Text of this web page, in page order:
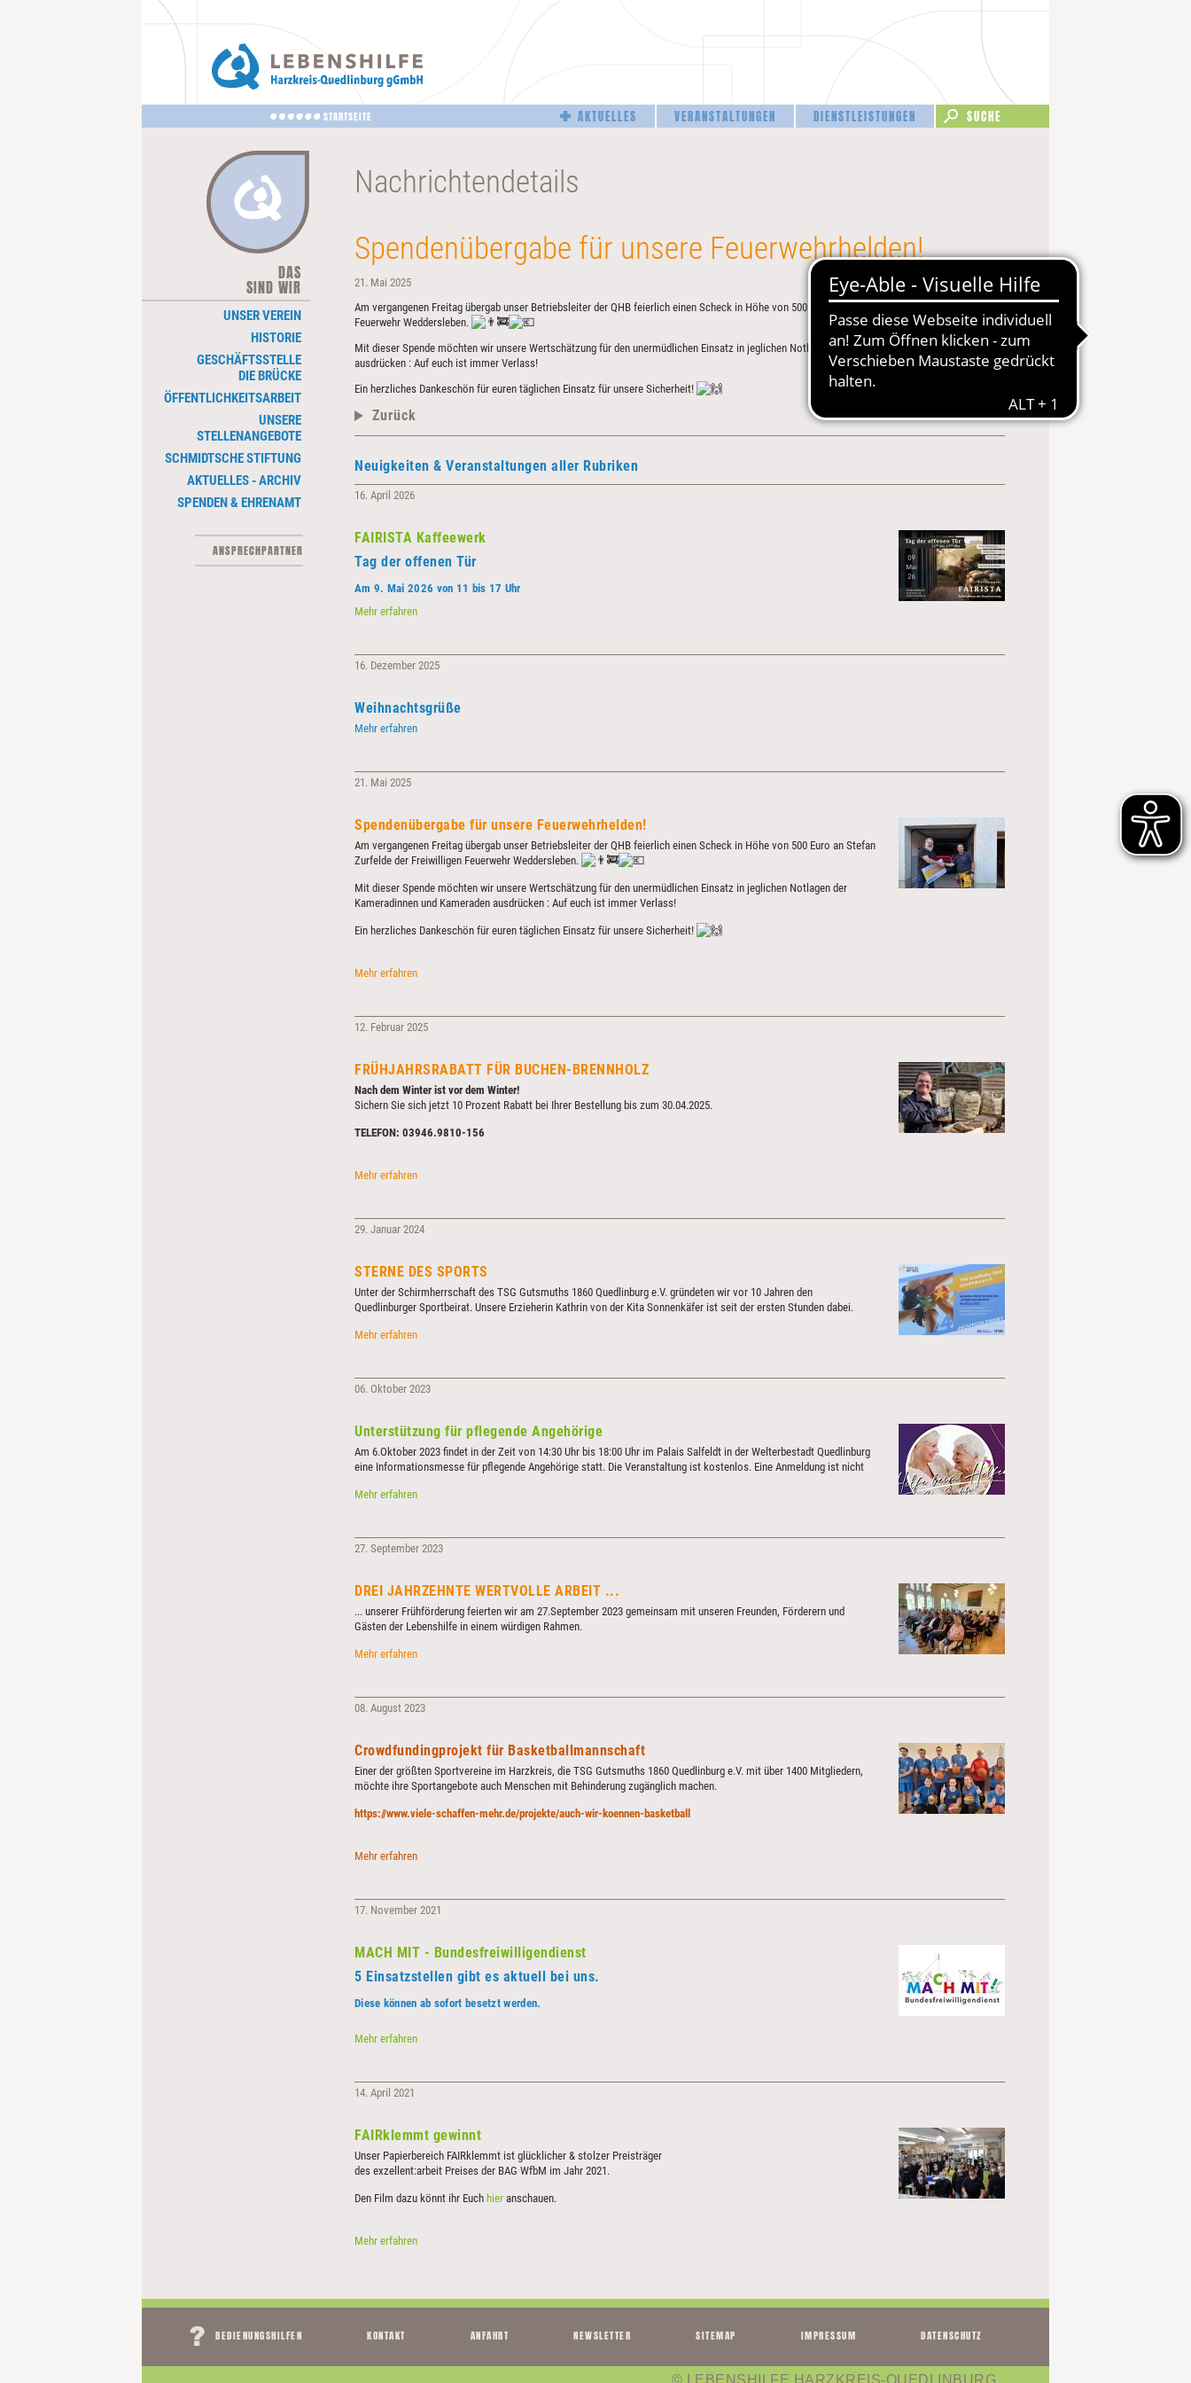
STARTSEITE
Navigation
überspringen
AKTUELLES VERANSTALTUNGEN DIENSTLEISTUNGEN
Nachrichtendetails
Spendenübergabe für unsere Feuerwehrhelden!
21. Mai 2025
Am vergangenen Freitag übergab unser Betriebsleiter der QHB feierlich einen Scheck in Höhe von 500 Euro an Stefan Zurfelde der Freiwilligen
Feuerwehr Weddersleben.
Mit dieser Spende möchten wir unsere Wertschätzung für den unermüdlichen Einsatz in jeglichen Notlagen der Kameradinnen und Kameraden
ausdrücken : Auf euch ist immer Verlass!
Ein herzliches Dankeschön für euren täglichen Einsatz für unsere Sicherheit!
Zurück
Neuigkeiten & Veranstaltungen aller Rubriken
16. April 2026
FAIRISTA Kaffeewerk
Tag der offenen Tür
Am 9. Mai 2026 von 11 bis 17 Uhr
Mehr erfahrenFAIRISTA
16. Dezember 2025
Weihnachtsgrüße
Mehr erfahrenWeihnachtsgrüße
21. Mai 2025
Spendenübergabe für unsere Feuerwehrhelden!
Am vergangenen Freitag übergab unser Betriebsleiter der QHB feierlich einen Scheck in Höhe von 500 Euro an Stefan
Zurfelde der Freiwilligen Feuerwehr Weddersleben.
Mit dieser Spende möchten wir unsere Wertschätzung für den unermüdlichen Einsatz in jeglichen Notlagen der
Kameradinnen und Kameraden ausdrücken : Auf euch ist immer Verlass!
Ein herzliches Dankeschön für euren täglichen Einsatz für unsere Sicherheit!
Mehr erfahrenSpendenübergabe
Feuerwehrhelden!
12. Februar 2025
FRÜHJAHRSRABATT FÜR BUCHEN-BRENNHOLZ
Nach dem Winter ist vor dem Winter!
Sichern Sie sich jetzt 10 Prozent Rabatt bei Ihrer Bestellung bis zum 30.04.2025.
TELEFON: 03946.9810-156
Mehr erfahrenFRÜHJAHRSRABATT
BRENNHOLZ
29. Januar 2024
STERNE DES SPORTS
Unter der Schirmherrschaft des TSG Gutsmuths 1860 Quedlinburg e.V. gründeten wir vor 10 Jahren den
Quedlinburger Sportbeirat. Unsere Erzieherin Kathrin von der Kita Sonnenkäfer ist seit der ersten Stunden dabei.
Mehr erfahrenSTERNE
06. Oktober 2023
Unterstützung für pflegende Angehörige
Am 6.Oktober 2023 findet in der Zeit von 14:30 Uhr bis 18:00 Uhr im Palais Salfeldt in der Welterbestadt Quedlinburg
eine Informationsmesse für pflegende Angehörige statt. Die Veranstaltung ist kostenlos. Eine Anmeldung ist nicht
Mehr erfahrenUnterstützung
Angehörige
27. September 2023
DREI JAHRZEHNTE WERTVOLLE ARBEIT ...
... unserer Frühförderung feierten wir am 27.September 2023 gemeinsam mit unseren Freunden, Förderern und
Gästen der Lebenshilfe in einem würdigen Rahmen.
Mehr erfahrenDREI
ARBEIT
...
08. August 2023
Crowdfundingprojekt für Basketballmannschaft
Einer der größten Sportvereine im Harzkreis, die TSG Gutsmuths 1860 Quedlinburg e.V. mit über 1400 Mitgliedern,
möchte ihre Sportangebote auch Menschen mit Behinderung zugänglich machen.
https://www.viele-schaffen-mehr.de/projekte/auch-wir-koennen-basketball
Mehr erfahrenCrowdfundingprojekt
17. November 2021
MACH MIT - Bundesfreiwilligendienst
5 Einsatzstellen gibt es aktuell bei uns.
Diese können ab sofort besetzt werden.
Mehr erfahrenMACH
Bundesfreiwilligendienst
14. April 2021
FAIRklemmt gewinnt
Unser Papierbereich FAIRklemmt ist glücklicher & stolzer Preisträger
des exzellent:arbeit Preises der BAG WfbM im Jahr 2021.
Den Film dazu könnt ihr Euch hier anschauen.
Mehr erfahrenFAIRklemmt
DAS
SIND WIR
ÜBERSPRINGEN
UNSER VEREIN
HISTORIE
GESCHÄFTSSTELLE
DIE BRÜCKE
ÖFFENTLICHKEITSARBEIT
UNSERE
STELLENANGEBOTE
SCHMIDTSCHE STIFTUNG
AKTUELLES - ARCHIV
SPENDEN & EHRENAMT
ANSPRECHPARTNER
Navigation
überspringen
BEDIENUNGSHILFEN KONTAKT ANFAHRT NEWSLETTER SITEMAP IMPRESSUM DATENSCHUTZ
© LEBENSHILFE HARZKREIS-QUEDLINBURG